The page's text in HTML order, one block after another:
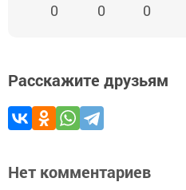
0 0 0
Расскажите друзьям
Нет комментариев